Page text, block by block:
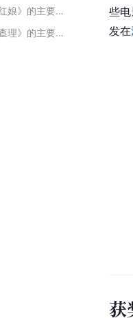
《我爱红娘》的主要演员
《大盗查理》的主要演员
些
发在
获